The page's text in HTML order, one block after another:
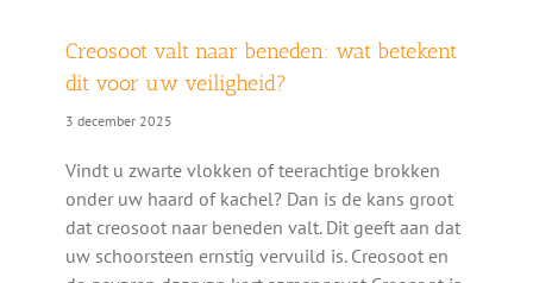
Creosoot valt naar beneden: wat betekent
dit voor uw veiligheid?
3 december 2025
Vindt u zwarte vlokken of teerachtige brokken
onder uw haard of kachel? Dan is de kans groot
dat creosoot naar beneden valt. Dit geeft aan dat
uw schoorsteen ernstig vervuild is. Creosoot en